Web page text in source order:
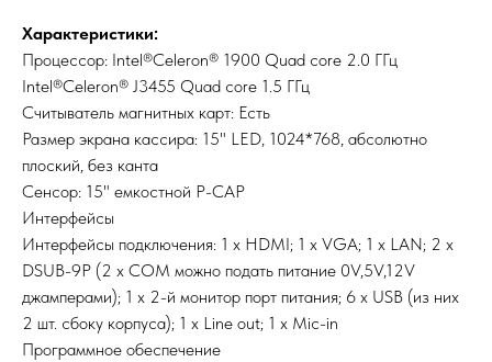
Характеристики:
Процессор: Intel®Celeron® 1900 Quad core 2.0 ГГц
Intel®Celeron® J3455 Quad core 1.5 ГГц
Считыватель магнитных карт: Есть
Размер экрана кассира: 15" LED, 1024*768, абсолютно
плоский, без канта
Сенсор: 15" емкостной P-CAP
Интерфейсы
Интерфейсы подключения: 1 х HDMI; 1 х VGA; 1 х LAN; 2 х
DSUB-9P (2 х COM можно подать питание 0V,5V,12V
джамперами); 1 х 2-й монитор порт питания; 6 х USB (из них
2 шт. сбоку корпуса); 1 х Line out; 1 х Mic-in
Программное обеспечение